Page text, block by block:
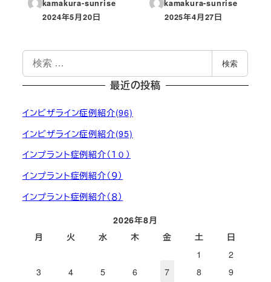
kamakura-sunrise
投稿日
2024年5月20日
kamakura-sunrise
投稿日
2025年4月27日
索
検索
最近の投稿
インビザライン症例紹介(96)
インビザライン症例紹介(95)
インプラント症例紹介（１０）
インプラント症例紹介（９）
インプラント症例紹介（８）
2026年8月
月
火 水 木 金 土
日
1
2
3
4 5 6 7 8
9